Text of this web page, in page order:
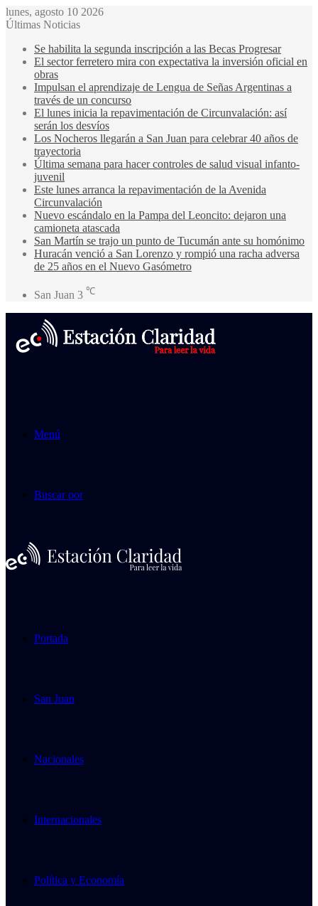
lunes, agosto 10 2026
Últimas Noticias
Se habilita la segunda inscripción a las Becas Progresar
El sector ferretero mira con expectativa la inversión oficial en
obras
Impulsan el aprendizaje de Lengua de Señas Argentinas a
través de un concurso
El lunes inicia la repavimentación de Circunvalación: así
serán los desvíos
Los Nocheros llegarán a San Juan para celebrar 40 años de
trayectoria
Última semana para hacer controles de salud visual infanto-
juvenil
Este lunes arranca la repavimentación de la Avenida
Circunvalación
Nuevo escándalo en la Pampa del Leoncito: dejaron una
camioneta atascada
San Martín se trajo un punto de Tucumán ante su homónimo
Huracán venció a San Lorenzo y rompió una racha adversa
de 25 años en el Nuevo Gasómetro
San Juan 3 ℃
Menú
Buscar por
Portada
San Juan
Nacionales
Internacionales
Política y Economía